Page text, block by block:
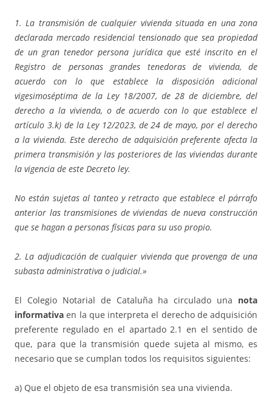
1. La transmisión de cualquier vivienda situada en una zona
declarada mercado residencial tensionado que sea propiedad
de un gran tenedor persona jurídica que esté inscrito en el
Registro de personas grandes tenedoras de vivienda, de
acuerdo con lo que establece la disposición adicional
vigesimoséptima de la Ley 18/2007, de 28 de diciembre, del
derecho a la vivienda, o de acuerdo con lo que establece el
artículo 3.k) de la Ley 12/2023, de 24 de mayo, por el derecho
a la vivienda. Este derecho de adquisición preferente afecta la
primera transmisión y las posteriores de las viviendas durante
la vigencia de este Decreto ley.
No están sujetas al tanteo y retracto que establece el párrafo
anterior las transmisiones de viviendas de nueva construcción
que se hagan a personas físicas para su uso propio.
2. La adjudicación de cualquier vivienda que provenga de una
subasta administrativa o judicial.»
El Colegio Notarial de Cataluña ha circulado una nota
informativa en la que interpreta el derecho de adquisición
preferente regulado en el apartado 2.1 en el sentido de
que, para que la transmisión quede sujeta al mismo, es
necesario que se cumplan todos los requisitos siguientes:
a) Que el objeto de esa transmisión sea una vivienda.